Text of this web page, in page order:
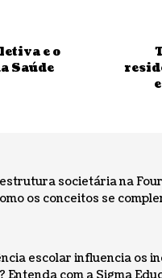
e o
Saúde
societária na
os conceitos se
escolar influencia os